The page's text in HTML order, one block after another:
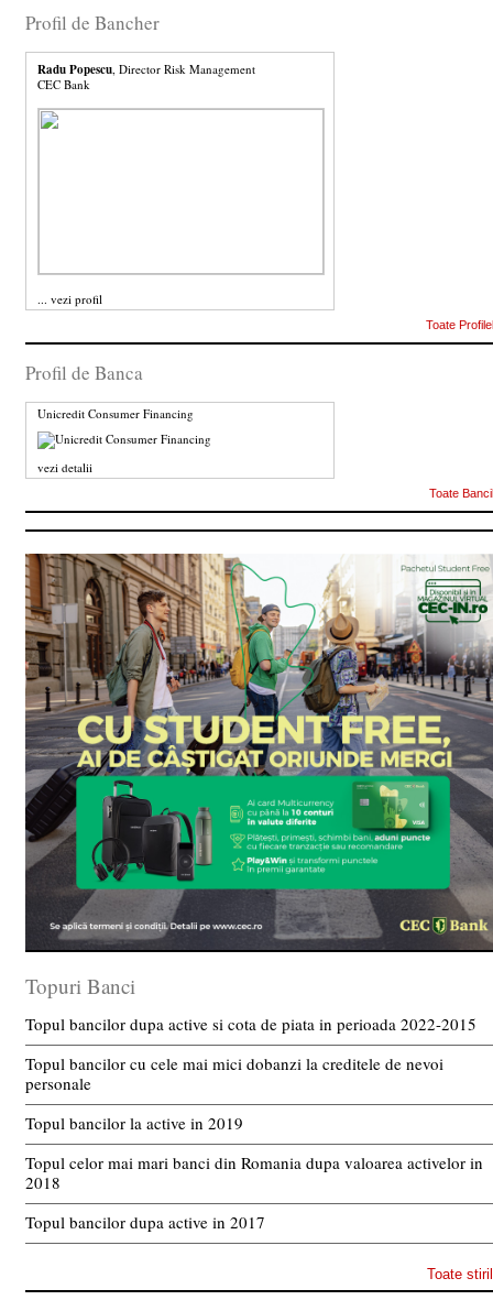
Profil de Bancher
Radu Popescu, Director Risk Management
CEC Bank
... vezi profil
Toate
Profil de Banca
Unicredit Consumer Financing
vezi detalii
Toate
Topuri Banci
Topul bancilor dupa active si cota de piata in perioada 2022-2015
Topul bancilor cu cele mai mici dobanzi la creditele de nevoi
personale
Topul bancilor la active in 2019
Topul celor mai mari banci din Romania dupa valoarea activelor in
2018
Topul bancilor dupa active in 2017
Toate